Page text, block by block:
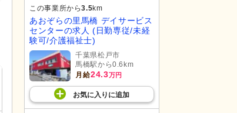
この事業所から3.5km
あおぞらの里馬橋 デイサービス
センターの求人 (日勤専従/未経
験可/介護福祉士)
千葉県松戸市
馬橋駅から0.6km
月給24.3万円
お気に入り に追加